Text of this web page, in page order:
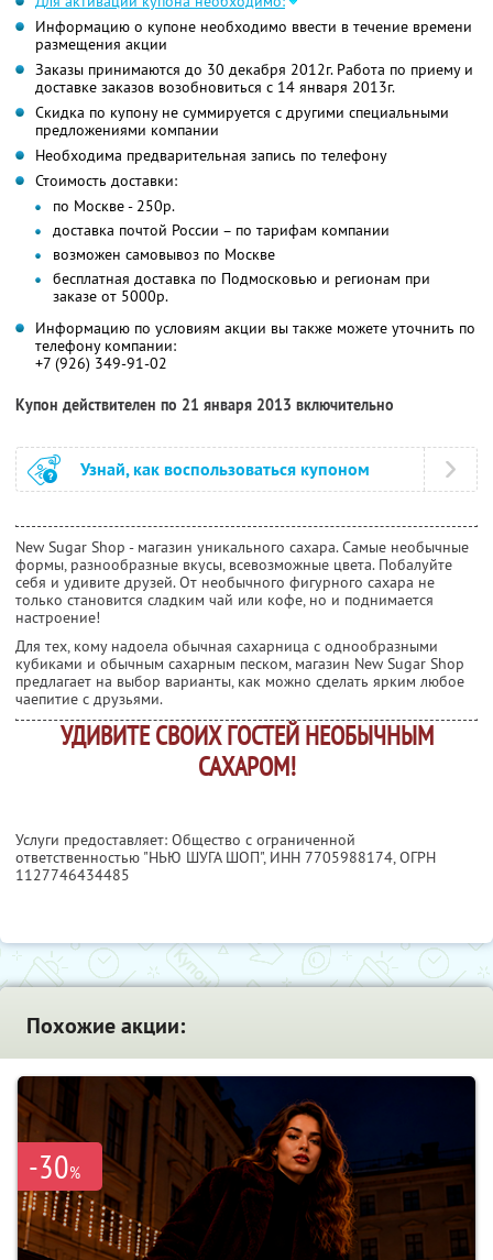
Информацию о купоне необходимо ввести в течение времени
размещения акции
Заказы принимаются до 30 декабря 2012г. Работа по приему и
доставке заказов возобновиться с 14 января 2013г.
Скидка по купону не суммируется с другими специальными
предложениями компании
Необходима предварительная запись по телефону
Стоимость доставки:
по Москве - 250р.
доставка почтой России – по тарифам компании
возможен самовывоз по Москве
бесплатная доставка по Подмосковью и регионам при
заказе от 5000р.
Информацию по условиям акции вы также можете уточнить по
телефону компании:
+7 (926) 349-91-02
Купон действителен по 21 января 2013 включительно
Узнай, как воспользоваться купоном
New Sugar Shop - магазин уникального сахара. Самые необычные
формы, разнообразные вкусы, всевозможные цвета. Побалуйте
себя и удивите друзей. От необычного фигурного сахара не
только становится сладким чай или кофе, но и поднимается
настроение!
Для тех, кому надоела обычная сахарница с однообразными
кубиками и обычным сахарным песком, магазин New Sugar Shop
предлагает на выбор варианты, как можно сделать ярким любое
чаепитие с друзьями.
УДИВИТЕ СВОИХ ГОСТЕЙ НЕОБЫЧНЫМ
САХАРОМ!
Услуги предоставляет: Общество с ограниченной
ответственностью "НЬЮ ШУГА ШОП", ИНН 7705988174, ОГРН
1127746434485
Похожие акции:
-30%